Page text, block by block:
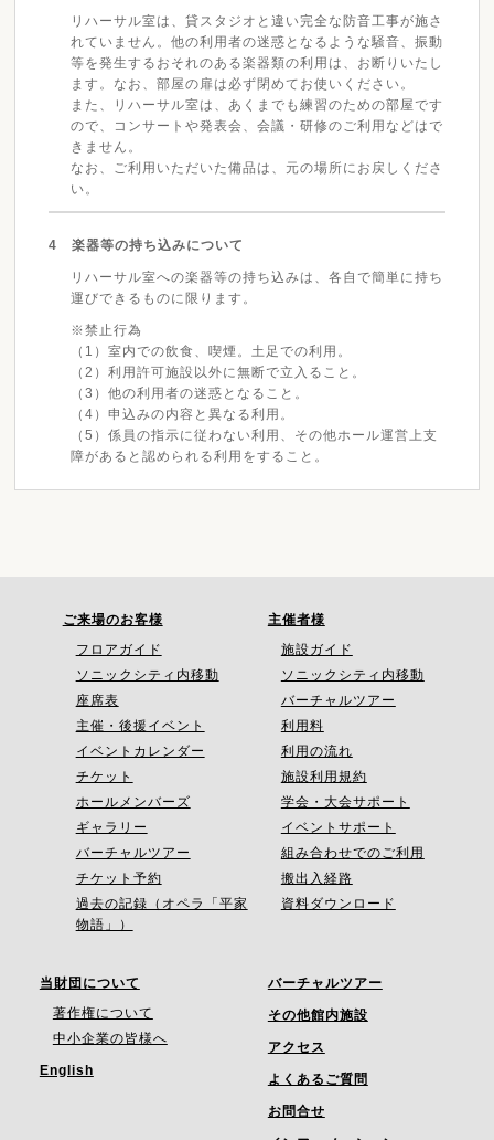
リハーサル室は、貸スタジオと違い完全な防音工事が施さ
れていません。他の利用者の迷惑となるような騒音、振動
等を発生するおそれのある楽器類の利用は、お断りいたし
ます。なお、部屋の扉は必ず閉めてお使いください。
また、リハーサル室は、あくまでも練習のための部屋です
ので、コンサートや発表会、会議・研修のご利用などはで
きません。
なお、ご利用いただいた備品は、元の場所にお戻しくださ
い。
4 楽器等の持ち込みについて
リハーサル室への楽器等の持ち込みは、各自で簡単に持ち
運びできるものに限ります。
※禁止行為
（1）室内での飲食、喫煙。土足での利用。
（2）利用許可施設以外に無断で立入ること。
（3）他の利用者の迷惑となること。
（4）申込みの内容と異なる利用。
（5）係員の指示に従わない利用、その他ホール運営上支
障があると認められる利用をすること。
ご来場のお客様
フロアガイド
ソニックシティ内移動
座席表
主催・後援イベント
イベントカレンダー
チケット
ホールメンバーズ
ギャラリー
バーチャルツアー
チケット予約
過去の記録（オペラ「平家
物語」）
主催者様
施設ガイド
ソニックシティ内移動
バーチャルツアー
利用料
利用の流れ
施設利用規約
学会・大会サポート
イベントサポート
組み合わせでのご利用
搬出入経路
資料ダウンロード
当財団について
著作権について
中小企業の皆様へ
English
バーチャルツアー
その他館内施設
アクセス
よくあるご質問
お問合せ